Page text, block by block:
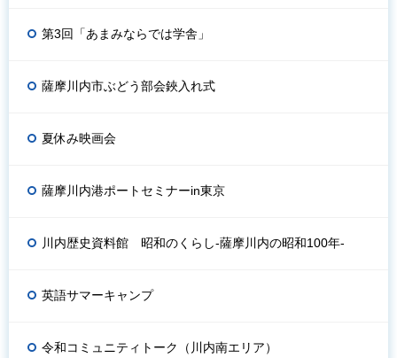
第3回「あまみならでは学舎」
薩摩川内市ぶどう部会鋏入れ式
夏休み映画会
薩摩川内港ポートセミナーin東京
川内歴史資料館 昭和のくらし-薩摩川内の昭和100年-
英語サマーキャンプ
令和コミュニティトーク（川内南エリア）